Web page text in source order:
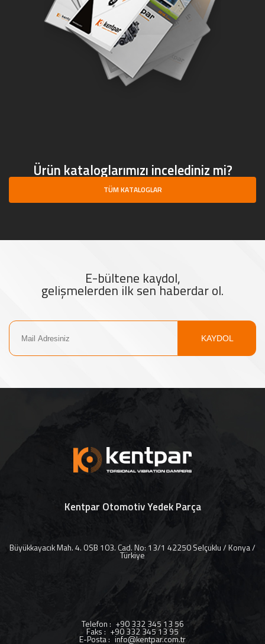
Ürün kataloglarımızı incelediniz mi?
TÜM KATALOGLAR
E-bültene kaydol,
gelişmelerden ilk sen haberdar ol.
KAYDOL
Kentpar Otomotiv Yedek Parça
Büyükkayacık Mah. 4. OSB 103. Cad. No: 13/1 42250 Selçuklu / Konya /
Türkiye
Telefon: +90 332 345 13 56
Faks: +90 332 345 13 95
E-Posta: info@kentpar.com.tr